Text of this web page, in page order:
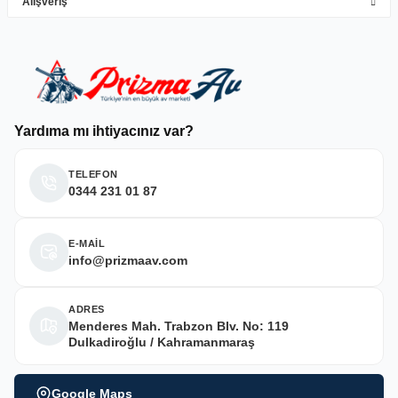
Deneyimini Paylaş
Yardıma mı ihtiyacınız var?
TELEFON
0344 231 01 87
E-MAİL
info@prizmaav.com
ADRES
Menderes Mah. Trabzon Blv. No: 119
Dulkadiroğlu / Kahramanmaraş
Google Maps